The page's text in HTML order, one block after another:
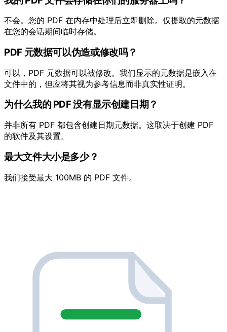
不会。您的 PDF 在内存中处理后立即删除。仅提取的元数据
在您的会话期间临时存储。
PDF 元数据可以伪造或修改吗？
可以，PDF 元数据可以被修改。我们显示的元数据是嵌入在
文件中的，但应将其视为参考信息而非真实性证明。
为什么我的 PDF 没有显示创建日期？
并非所有 PDF 都包含创建日期元数据。这取决于创建 PDF
的软件及其设置。
最大文件大小是多少？
我们接受最大 100MB 的 PDF 文件。